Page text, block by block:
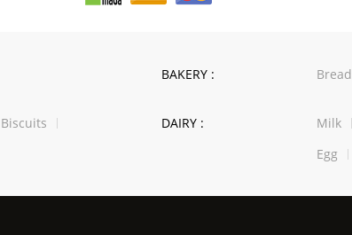
BAKERY : Bread
Biscuits
DAIRY : Milk
Egg